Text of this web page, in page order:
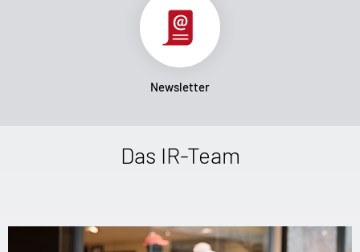
Newsletter
Das IR-Team